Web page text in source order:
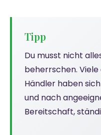
Tipp
Du musst nicht
beherrschen.
Händler haben
und nach
Bereitschaft,